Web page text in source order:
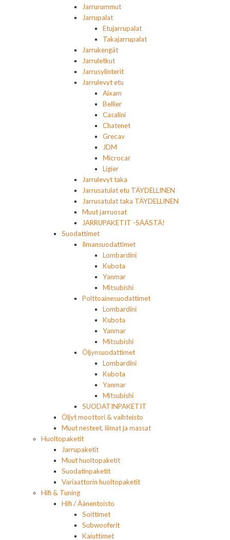
Jarrurummut
Jarrupalat
Etujarrupalat
Takajarrupalat
Jarrukengät
Jarruletkut
Jarrusylinterit
Jarrulevyt etu
Aixam
Bellier
Casalini
Chatenet
Grecav
JDM
Microcar
Ligier
Jarrulevyt taka
Jarrusatulat etu TÄYDELLINEN
Jarrusatulat taka TÄYDELLINEN
Muut jarruosat
JARRUPAKETIT -SÄÄSTÄ!
Suodattimet
Ilmansuodattimet
Lombardini
Kubota
Yanmar
Mitsubishi
Polttoainesuodattimet
Lombardini
Kubota
Yanmar
Mitsubishi
Öljynsuodattimet
Lombardini
Kubota
Yanmar
Mitsubishi
SUODATINPAKETIT
Öljyt moottori & vaihteisto
Muut nesteet, liimat ja massat
Huoltopaketit
Jarrupaketit
Muut huoltopaketit
Suodatinpaketit
Variaattorin huoltopaketit
Hifi & Tuning
Hifi / Äänentoisto
Soittimet
Subwooferit
Kaiuttimet